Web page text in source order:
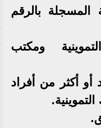
المسجلة بالرقم
ومكتب
أكثر من أفراد